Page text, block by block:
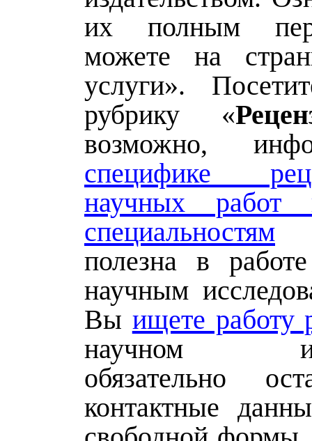
их полным
можете на
услуги».
рубрику «
возможно,
специфике
научных работ
специальностям
полезна в
научным
Вы ищете работу
научном
обязательно
контактные